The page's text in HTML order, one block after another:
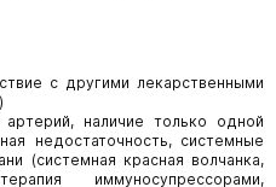
с другими лекарственными
наличие только одной
недостаточность, системные
(системная красная волчанка,
иммуносупрессорами,